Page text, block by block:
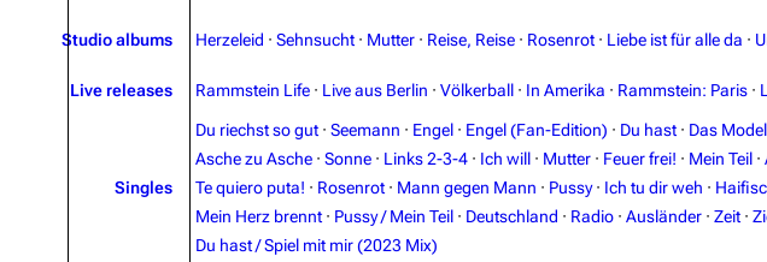
Studio albums Herzeleid · Sehnsucht · Mutter · Reise, Reise · Rosenrot · Liebe ist für alle da ·
Live releases Rammstein Life · Live aus Berlin · Völkerball · In Amerika · Rammstein: Paris ·
Singles
Du riechst so gut · Seemann · Engel · Engel (Fan-Edition) · Du hast · Das
Asche zu Asche · Sonne · Links 2-3-4 · Ich will · Mutter · Feuer frei! · Mein Teil ·
Te quiero puta! · Rosenrot · Mann gegen Mann · Pussy · Ich tu dir weh ·
Mein Herz brennt · Pussy / Mein Teil · Deutschland · Radio · Ausländer · Zeit ·
Du hast / Spiel mit mir (2023 Mix)